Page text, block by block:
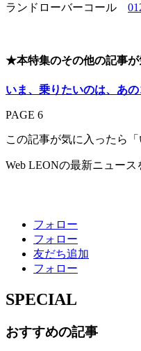
ランドローバーコール
★本特集のその他の記事が
いま、乗りたいのは、あ
PAGE 6
この記事が気に入ったら
Web LEONの最新ニュース
フォロー
フォロー
友だち追加
フォロー
SPECIAL
おすすめの記事